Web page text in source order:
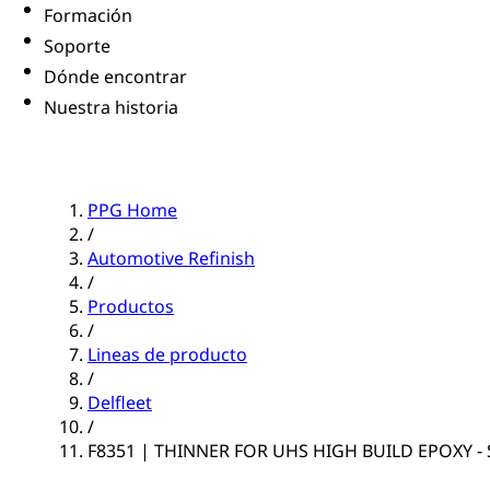
Formación
Soporte
Dónde encontrar
Nuestra historia
PPG Home
/
Automotive Refinish
/
Productos
/
Lineas de producto
/
Delfleet
/
F8351 | THINNER FOR UHS HIGH BUILD EPOXY -